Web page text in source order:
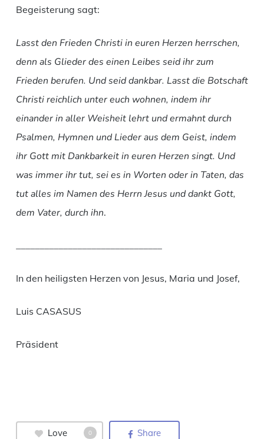
Begeisterung sagt:
Lasst den Frieden Christi in euren Herzen herrschen,
denn als Glieder des einen Leibes seid ihr zum
Frieden berufen. Und seid dankbar. Lasst die Botschaft
Christi reichlich unter euch wohnen, indem ihr
einander in aller Weisheit lehrt und ermahnt durch
Psalmen, Hymnen und Lieder aus dem Geist, indem
ihr Gott mit Dankbarkeit in euren Herzen singt. Und
was immer ihr tut, sei es in Worten oder in Taten, das
tut alles im Namen des Herrn Jesus und dankt Gott,
dem Vater, durch ihn.
In den heiligsten Herzen von Jesus, Maria und Josef,
Luis CASASUS
Präsident
Love 0 Share